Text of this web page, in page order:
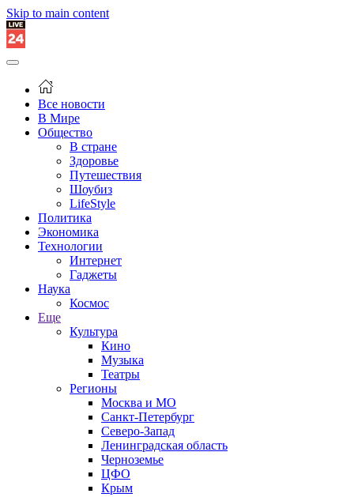
Skip to main content
Все новости
В Мире
Общество
В стране
Здоровье
Путешествия
Шоубиз
LifeStyle
Политика
Экономика
Технологии
Интернет
Гаджеты
Наука
Космос
Еще
Культура
Кино
Музыка
Театры
Регионы
Москва и МО
Санкт-Петербург
Северо-Запад
Ленинградская область
Черноземье
ЦФО
Крым